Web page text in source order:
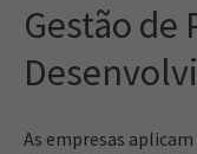
Gestão de
As empresas